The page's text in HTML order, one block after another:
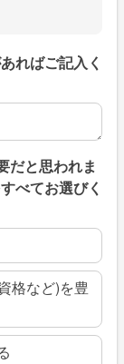
ればご記入く
ればご記入くだ
だと思われま
べてお選びく
格など)を豊